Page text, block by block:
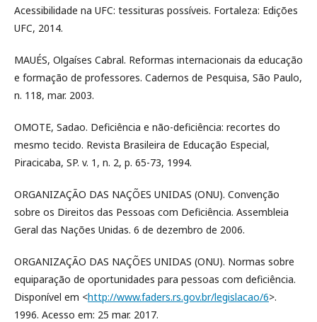
Acessibilidade na UFC: tessituras possíveis. Fortaleza: Edições
UFC, 2014.
MAUÉS, Olgaíses Cabral. Reformas internacionais da educação
e formação de professores. Cadernos de Pesquisa, São Paulo,
n. 118, mar. 2003.
OMOTE, Sadao. Deficiência e não-deficiência: recortes do
mesmo tecido. Revista Brasileira de Educação Especial,
Piracicaba, SP. v. 1, n. 2, p. 65-73, 1994.
ORGANIZAÇÃO DAS NAÇÕES UNIDAS (ONU). Convenção
sobre os Direitos das Pessoas com Deficiência. Assembleia
Geral das Nações Unidas. 6 de dezembro de 2006.
ORGANIZAÇÃO DAS NAÇÕES UNIDAS (ONU). Normas sobre
equiparação de oportunidades para pessoas com deficiência.
Disponível em <http://www.faders.rs.gov.br/legislacao/6>.
1996. Acesso em: 25 mar. 2017.